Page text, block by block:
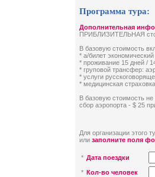
Программа тура:
Дополнительная
ПРИБЛИЗИТЕЛЬНАЯ
В базовую стоимость
* а/билет
* проживание 15 дней /
* груповой трансфер:
* услуги
* медицинская
В базовую стоимость не
сбор аэропорта - $ 25
Для организации этого
или заполните поля
* Дата поездки
* Кол-во человек